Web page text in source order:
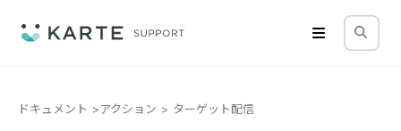
ドキュメント アクション ターゲット配信